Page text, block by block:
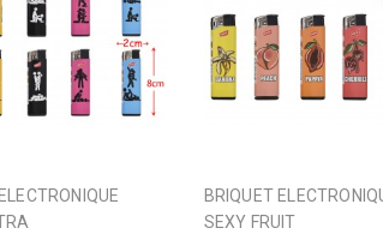
BRIQUET ELECTRONIQUE
SEXY FRUIT